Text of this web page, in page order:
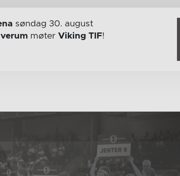
søndag 30. august
møter Viking TIF!